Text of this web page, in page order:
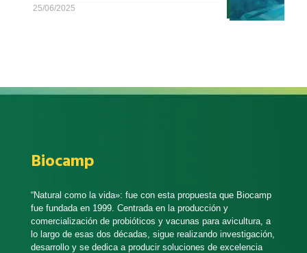
25/06/2025
Biocamp
“Natural como la vida»: fue con esta propuesta que Biocamp
fue fundada en 1999. Centrada en la producción y
comercialización de probióticos y vacunas para avicultura, a
lo largo de esas dos décadas, sigue realizando investigación,
desarrollo y se dedica a producir soluciones de excelencia